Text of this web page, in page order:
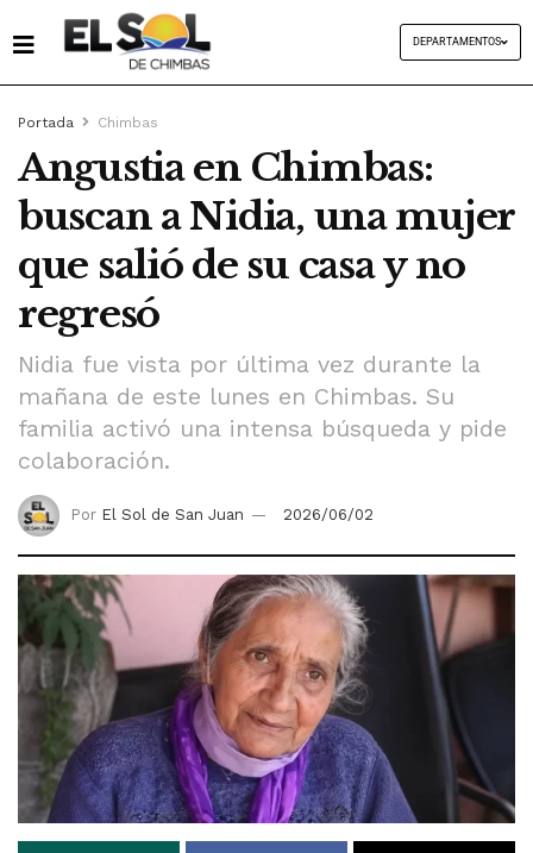
DEPARTAMENTOS
Portada Chimbas
Angustia en Chimbas:
buscan a Nidia, una mujer
que salió de su casa y no
regresó
Nidia fue vista por última vez durante la
mañana de este lunes en Chimbas. Su
familia activó una intensa búsqueda y pide
colaboración.
Por El Sol de San Juan 2026/06/02